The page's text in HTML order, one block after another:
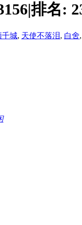
|排名:
千城, 天使不落泪, 白舍,